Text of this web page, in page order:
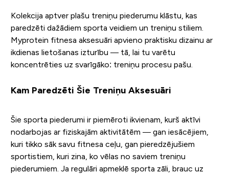
Kolekcija aptver plašu treniņu piederumu klāstu, kas
paredzēti dažādiem sporta veidiem un treniņu stiliem.
Myprotein fitnesa aksesuāri apvieno praktisku dizainu ar
ikdienas lietošanas izturību — tā, lai tu varētu
koncentrēties uz svarīgāko: treniņu procesu pašu.
Kam Paredzēti Šie Treniņu Aksesuāri
Šie sporta piederumi ir piemēroti ikvienam, kurš aktīvi
nodarbojas ar fiziskajām aktivitātēm — gan iesācējiem,
kuri tikko sāk savu fitnesa ceļu, gan pieredzējušiem
sportistiem, kuri zina, ko vēlas no saviem treniņu
piederumiem. Ja regulāri apmeklē sporta zāli, brauc uz